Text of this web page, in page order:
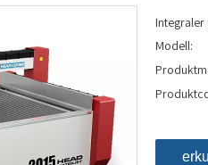
Integraler
Modell: